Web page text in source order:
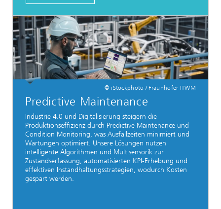
© iStockphoto / Fraunhofer ITWM
Predictive Maintenance
Industrie 4.0 und Digitalisierung steigern die
Produktionseffizienz durch Predictive Maintenance und
Condition Monitoring, was Ausfallzeiten minimiert und
Wartungen optimiert. Unsere Lösungen nutzen
intelligente Algorithmen und Multisensorik zur
Zustandserfassung, automatisierten KPI-Erhebung und
effektiven Instandhaltungsstrategien, wodurch Kosten
gespart werden.